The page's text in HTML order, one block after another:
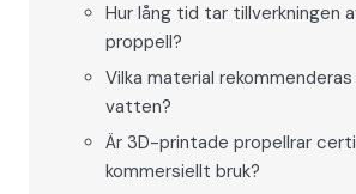
Hur lång tid tar tillverkningen
proppell?
Vilka material
vatten?
Är 3D-printade propellrar
kommersiellt bruk?